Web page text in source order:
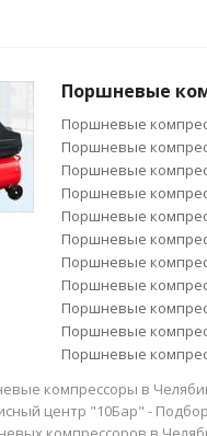
Поршневые
Поршневые
Поршневые
Поршневые
Поршневые
Поршневые
Поршневые
Поршневые
Поршневые
Поршневые
Поршневые
Поршневые
компрессоры в
центр "10Бар" -